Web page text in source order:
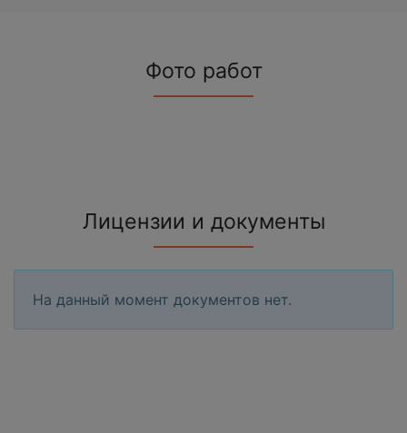
Фото работ
Лицензии и документы
На данный момент документов нет.